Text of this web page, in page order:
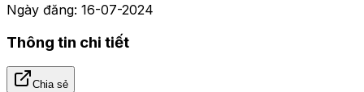
Ngày đăng: 16-07-2024
Thông tin chi tiết
Chia sẻ